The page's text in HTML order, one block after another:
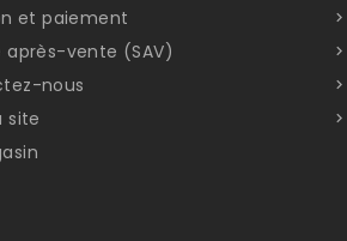
et paiement
après-vente (SAV)
nous
site